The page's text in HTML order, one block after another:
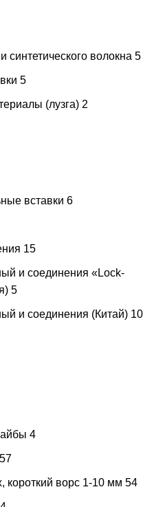
синтетического волокна 5
5
(лузга) 2
вставки 6
15
и соединения «Lock-
5
и соединения (Китай) 10
4
короткий ворс 1-10 мм 54